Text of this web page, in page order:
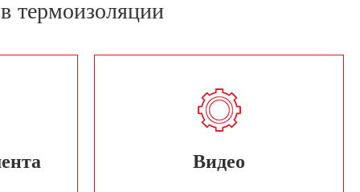
термоизоляции
Видео